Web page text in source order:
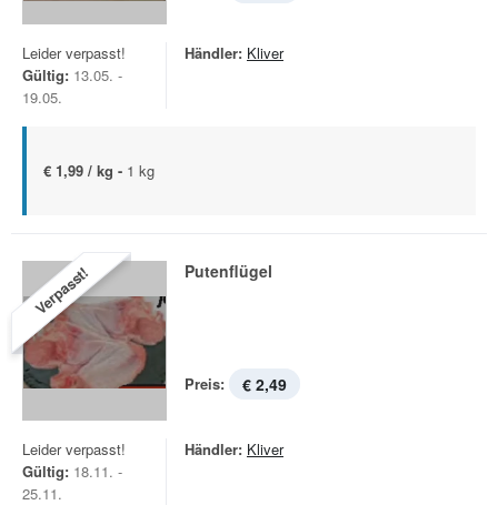
Leider verpasst!
Gültig: 13.05. -
19.05.
Händler: Kliver
€ 1,99 / kg - 1 kg
Verpasst! Putenflügel
Preis: € 2,49
Leider verpasst!
Gültig: 18.11. -
25.11.
Händler: Kliver